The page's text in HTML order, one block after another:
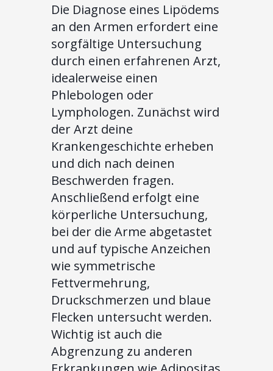
Die Diagnose eines Lipödems
an den Armen erfordert eine
sorgfältige Untersuchung
durch einen erfahrenen Arzt,
idealerweise einen
Phlebologen oder
Lymphologen. Zunächst wird
der Arzt deine
Krankengeschichte erheben
und dich nach deinen
Beschwerden fragen.
Anschließend erfolgt eine
körperliche Untersuchung,
bei der die Arme abgetastet
und auf typische Anzeichen
wie symmetrische
Fettvermehrung,
Druckschmerzen und blaue
Flecken untersucht werden.
Wichtig ist auch die
Abgrenzung zu anderen